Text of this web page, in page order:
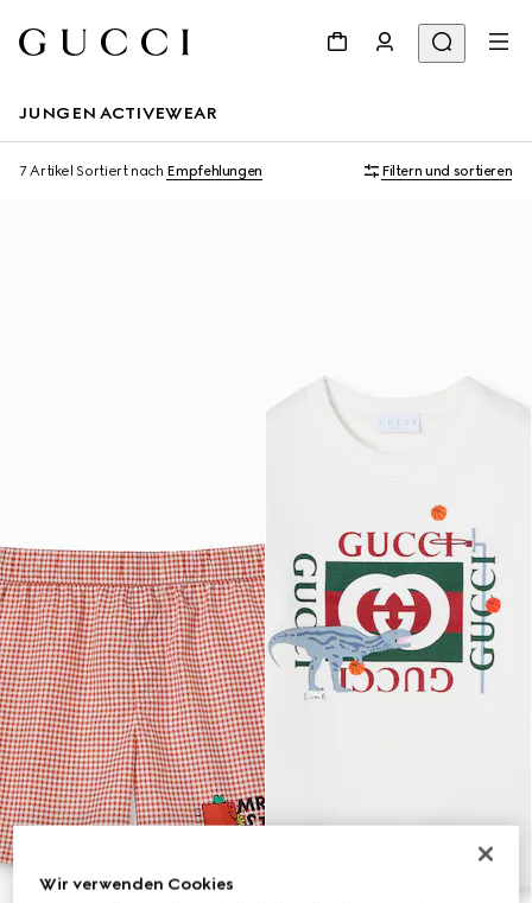
JUNGEN ACTIVEWEAR
7 Artikel Sortiert nach Empfehlungen Filtern und sortieren
Wir verwenden Cookies